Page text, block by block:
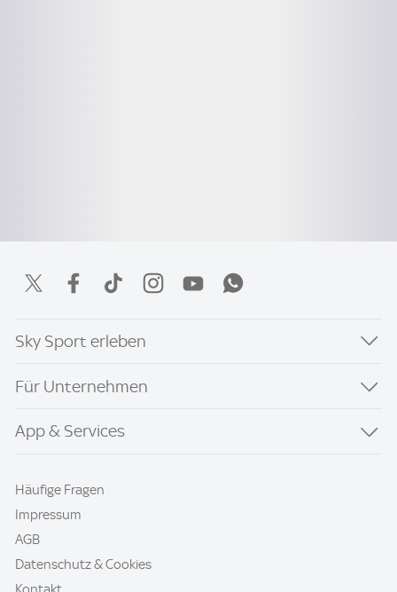
Sky Sport erleben
Für Unternehmen
App & Services
Häufige Fragen
Impressum
AGB
Datenschutz & Cookies